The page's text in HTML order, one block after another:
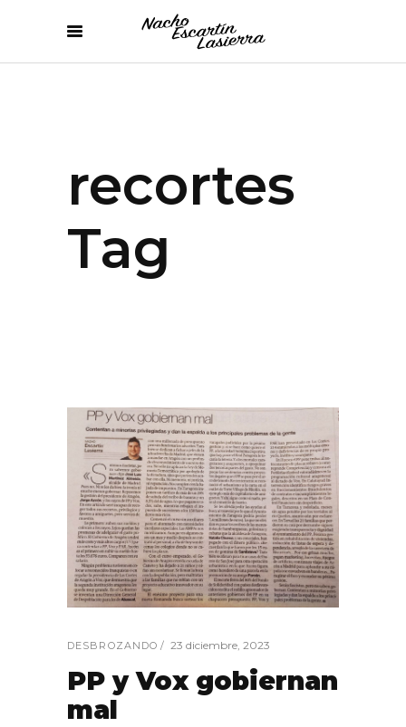
recortes
Tag
DESBROZANDO 23 diciembre, 2023
PP y Vox gobiernan
mal